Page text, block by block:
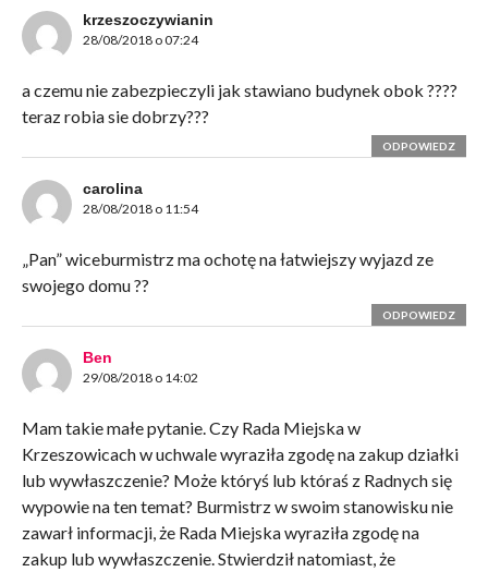
krzeszoczywianin
28/08/2018 o 07:24
a czemu nie zabezpieczyli jak stawiano budynek obok ????
teraz robia sie dobrzy???
ODPOWIEDZ
carolina
28/08/2018 o 11:54
„Pan” wiceburmistrz ma ochotę na łatwiejszy wyjazd ze
swojego domu ??
ODPOWIEDZ
Ben
29/08/2018 o 14:02
Mam takie małe pytanie. Czy Rada Miejska w
Krzeszowicach w uchwale wyraziła zgodę na zakup działki
lub wywłaszczenie? Może któryś lub któraś z Radnych się
wypowie na ten temat? Burmistrz w swoim stanowisku nie
zawarł informacji, że Rada Miejska wyraziła zgodę na
zakup lub wywłaszczenie. Stwierdził natomiast, że